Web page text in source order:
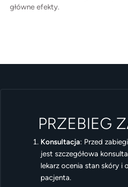
główne efekty.
PRZEBIEG
Konsultacja: Przed
jest szczegółowa
lekarz ocenia stan skóry i
pacjenta.